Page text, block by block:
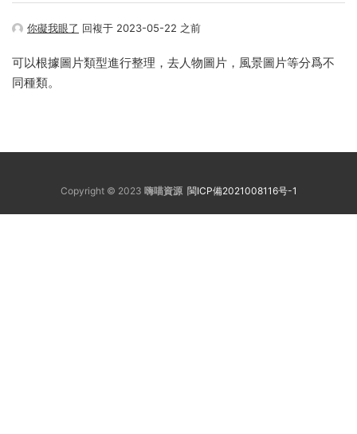
你礙我眼了 回複于 2023-05-22 之前
可以根據圖片類型進行整理，去人物圖片，風景圖片等分爲不
同種類。
Copyright © 2023 嗨喵資源 閩ICP備2021008116号-1